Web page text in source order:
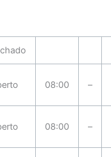
08:00 –
08:00 –